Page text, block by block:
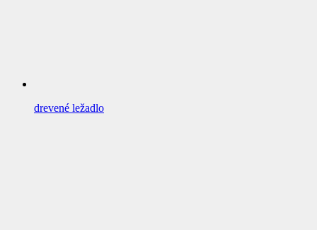
drevené ležadlo